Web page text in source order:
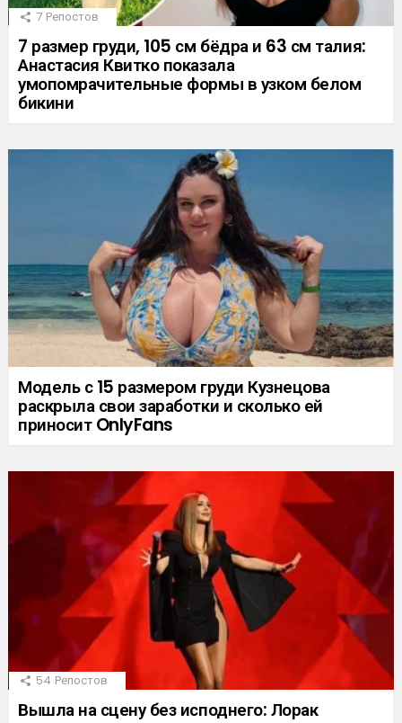
7 Репостов
7 размер груди, 105 см бёдра и 63 см талия:
Анастасия Квитко показала
умопомрачительные формы в узком белом
бикини
Модель с 15 размером груди Кузнецова
раскрыла свои заработки и сколько ей
приносит OnlyFans
54 Репостов
Вышла на сцену без исподнего: Лорак